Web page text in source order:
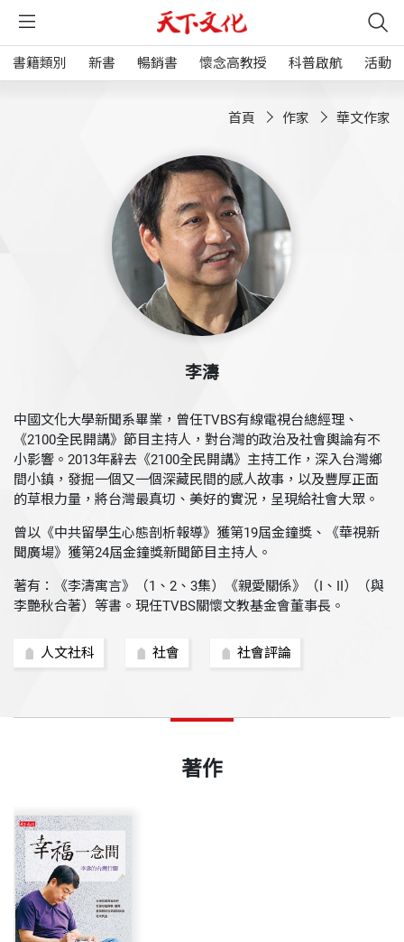
書籍類別 新書 暢銷書 懷念高教授 科普啟航 活動
首頁 作家 華文作家
李濤
中國文化大學新聞系畢業，曾任TVBS有線電視台總經理、
《2100全民開講》節目主持人，對台灣的政治及社會輿論有不
小影響。2013年辭去《2100全民開講》主持工作，深入台灣鄉
間小鎮，發掘一個又一個深藏民間的感人故事，以及豐厚正面
的草根力量，將台灣最真切、美好的實況，呈現給社會大眾。
曾以《中共留學生心態剖析報導》獲第19屆金鐘獎、《華視新
聞廣場》獲第24屆金鐘獎新聞節目主持人。
著有：《李濤寓言》（1、2、3集）《親愛關係》（I、II）（與
李艷秋合著）等書。現任TVBS關懷文教基金會董事長。
人文社科 社會 社會評論
著作